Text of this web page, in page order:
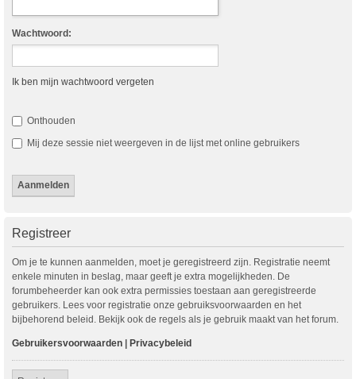
Wachtwoord:
Ik ben mijn wachtwoord vergeten
Onthouden
Mij deze sessie niet weergeven in de lijst met online gebruikers
Registreer
Om je te kunnen aanmelden, moet je geregistreerd zijn. Registratie neemt
enkele minuten in beslag, maar geeft je extra mogelijkheden. De
forumbeheerder kan ook extra permissies toestaan aan geregistreerde
gebruikers. Lees voor registratie onze gebruiksvoorwaarden en het
bijbehorend beleid. Bekijk ook de regels als je gebruik maakt van het forum.
Gebruikersvoorwaarden | Privacybeleid